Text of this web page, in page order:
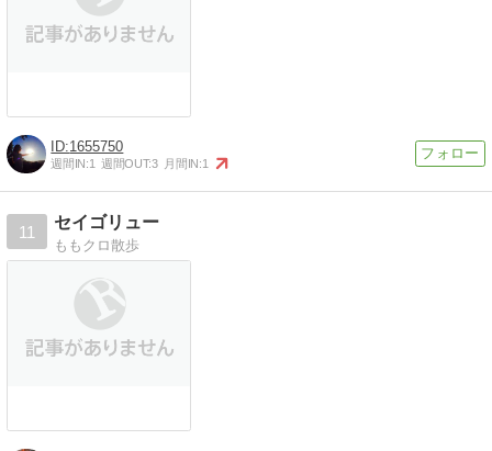
1655750
週間IN:1 週間OUT:3 月間IN:1
11
セイゴリュー
ももクロ散歩